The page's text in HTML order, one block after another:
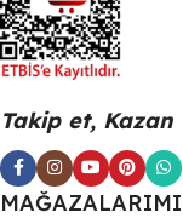
Takip et, Kazan